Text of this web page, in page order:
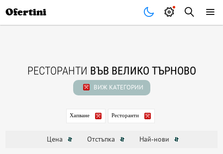
Ofertini
РЕСТОРАНТИ ВЪВ ВЕЛИКО ТЪРНОВО
ВИЖ КАТЕГОРИИ
Хапване Ресторанти
Цена Отстъпка Най-нови